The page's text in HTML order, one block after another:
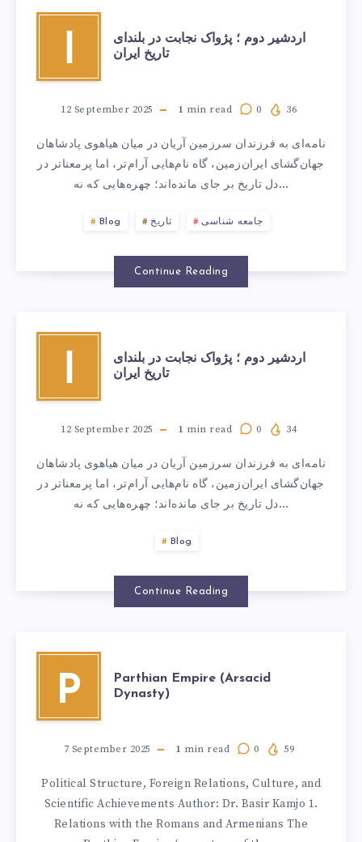
ا
اردشیر دوم ؛ پژواک نجابت در بلندای
تاریخ ایران
12 September 2025 1 min read 0 36
نامه‌ای به فرزندان سرزمین آریان در میان هیاهوی پادشاهان
جهان‌گشای ایران‌زمین، گاه نام‌هایی آرام‌تر، اما پرمعناتر در
دل تاریخ بر جای مانده‌اند؛ چهره‌هایی که نه…
Blog تاریخ جامعه شناسی
Continue Reading
ا
اردشیر دوم ؛ پژواک نجابت در بلندای
تاریخ ایران
12 September 2025 1 min read 0 34
نامه‌ای به فرزندان سرزمین آریان در میان هیاهوی پادشاهان
جهان‌گشای ایران‌زمین، گاه نام‌هایی آرام‌تر، اما پرمعناتر در
دل تاریخ بر جای مانده‌اند؛ چهره‌هایی که نه…
Blog
Continue Reading
P
Parthian Empire (Arsacid
Dynasty)
7 September 2025 1 min read 0 59
Political Structure, Foreign Relations, Culture, and
Scientific Achievements Author: Dr. Basir Kamjo 1.
Relations with the Romans and Armenians The